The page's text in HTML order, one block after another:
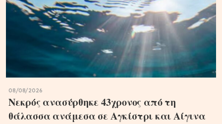
08/08/2026
Νεκρός ανασύρθηκε 43χρονος από τη
θάλασσα ανάμεσα σε Αγκίστρι και Αίγινα